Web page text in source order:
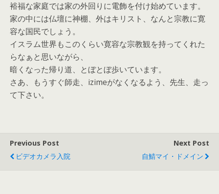
裕福な家庭では家の外回りに電飾を付け始めています。
家の中には仏壇に神棚、外はキリスト、なんと宗教に寛
容な国民でしょう。
イスラム世界もこのくらい寛容な宗教観を持ってくれた
らなぁと思いながら、
暗くなった帰り道、とぼとぼ歩いています。
さあ、もうすぐ師走、izimeがなくなるよう、先生、走っ
て下さい。
Previous Post
ビデオカメラ入院
Next Post
自鯖マイ・ドメイン